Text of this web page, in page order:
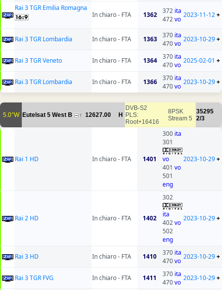
Rai 3 TGR Emilia Romagna
In chiaro - FTA
1362 372 ita
472vo
2023-11-12+
Rai 3 TGR Lombardia In chiaro - FTA 1363 370 ita
470vo
2023-10-29+
Rai 3 TGR Veneto In chiaro - FTA 1364 370 ita
470vo
2025-02-01 +
Rai 3 TGR Lombardia In chiaro - FTA 1366 370 ita
470vo
2023-10-29+
5.0°W Eutelsat 5 West B 7 12627.00 H
DVB-S2
PLS:
Root+16416
8PSK
Stream 5
35295
2/3
Rai 1 HD In chiaro - FTA 1401
300 ita
301
vo
401 vo
501
eng
2023-10-29+
Rai 2 HD In chiaro - FTA 1402
302
ita
402vo
502
eng
2023-10-29+
Rai 3 HD In chiaro - FTA 1410 370 ita
470vo
2023-10-29+
Rai 3 TGR FVG In chiaro - FTA 1411 370 ita
470vo
2023-10-29+